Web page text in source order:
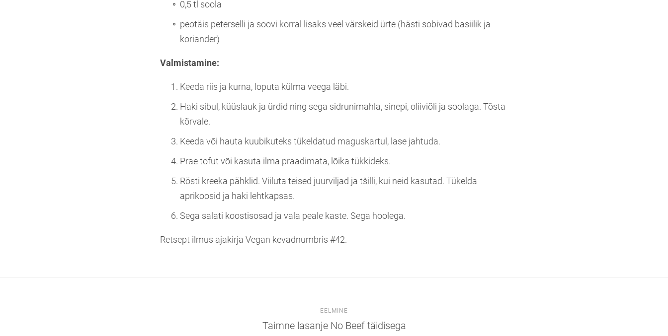
0,5 tl soola
peotäis peterselli ja soovi korral lisaks veel värskeid ürte (hästi sobivad basiilik ja
koriander)
Valmistamine:
Keeda riis ja kurna, loputa külma veega läbi.
Haki sibul, küüslauk ja ürdid ning sega sidrunimahla, sinepi, oliiviõli ja soolaga. Tõsta
kõrvale.
Keeda või hauta kuubikuteks tükeldatud maguskartul, lase jahtuda.
Prae tofut või kasuta ilma praadimata, lõika tükkideks.
Rösti kreeka pähklid. Viiluta teised juurviljad ja tšilli, kui neid kasutad. Tükelda
aprikoosid ja haki lehtkapsas.
Sega salati koostisosad ja vala peale kaste. Sega hoolega.
Retsept ilmus ajakirja Vegan kevadnumbris #42.
EELMINE
Taimne lasanje No Beef täidisega